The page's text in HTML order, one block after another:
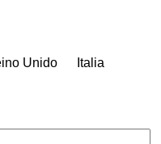
Unido
Italia